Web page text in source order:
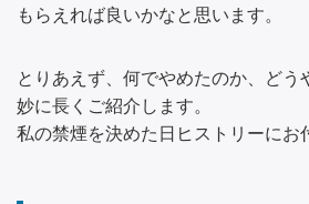
もらえれば良いかなと思います。
とりあえず、何でやめたのか、どう
妙に長くご紹介します。
私の禁煙を決めた日ヒストリーにお